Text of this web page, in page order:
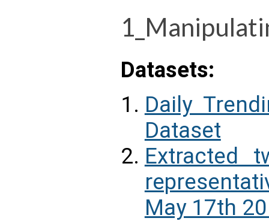
Datasets:
Daily
Dataset
Extracted
May 17th